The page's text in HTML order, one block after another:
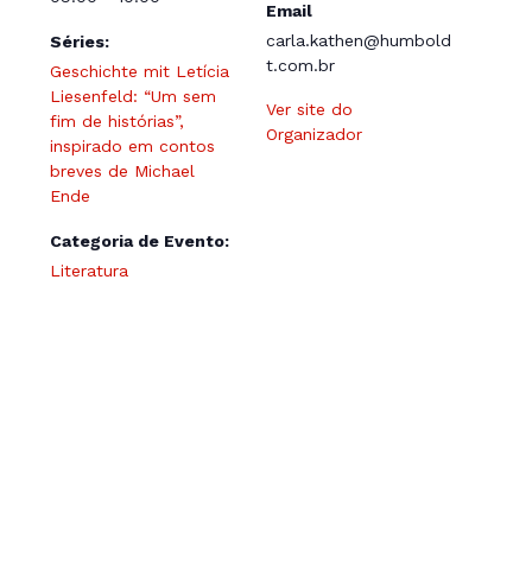
Séries:
Geschichte mit Letícia
Liesenfeld: “Um sem
fim de histórias”,
inspirado em contos
breves de Michael
Ende
Categoria de Evento:
Literatura
Email
carla.kathen@humbold
t.com.br
Ver site do
Organizador